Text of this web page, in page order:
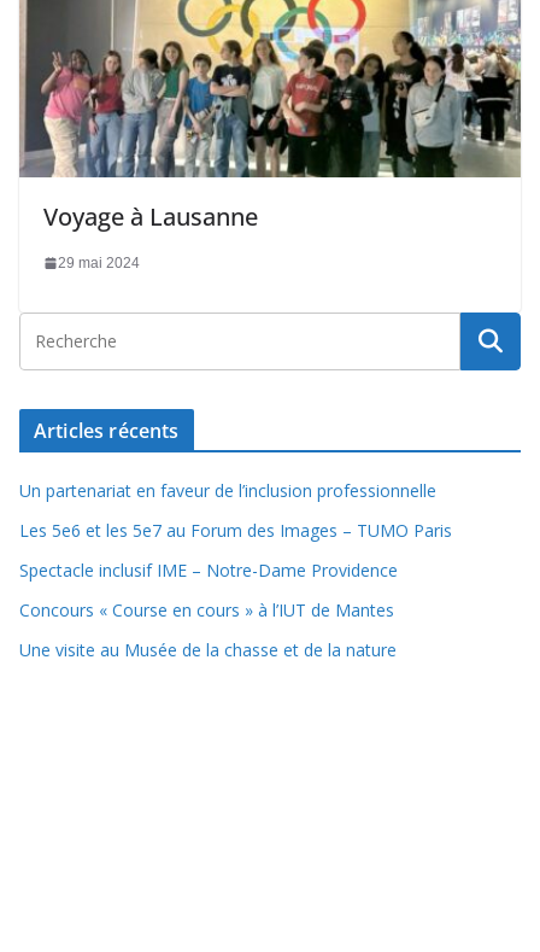
Voyage à Lausanne
29 mai 2024
Articles récents
Un partenariat en faveur de l’inclusion professionnelle
Les 5e6 et les 5e7 au Forum des Images – TUMO Paris
Spectacle inclusif IME – Notre-Dame Providence
Concours « Course en cours » à l’IUT de Mantes
Une visite au Musée de la chasse et de la nature